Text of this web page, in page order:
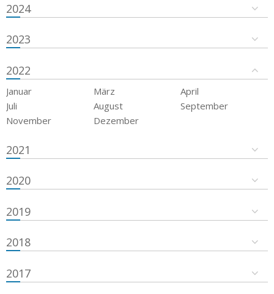
2024
2023
2022
Januar März
April
Juli
August
September
November
Dezember
2021
2020
2019
2018
2017